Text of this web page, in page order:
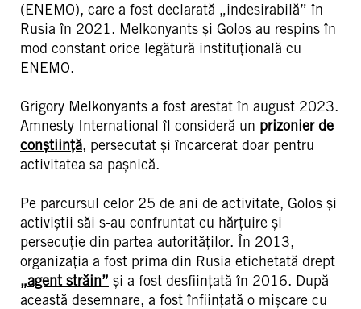
(ENEMO), care a fost declarată „indesirabilă” în
Rusia în 2021. Melkonyants și Golos au respins în
mod constant orice legătură instituțională cu
ENEMO.
Grigory Melkonyants a fost arestat în august 2023.
Amnesty International îl consideră un prizonier de
conștiință, persecutat și încarcerat doar pentru
activitatea sa pașnică.
Pe parcursul celor 25 de ani de activitate, Golos și
activiștii săi s-au confruntat cu hărțuire și
persecuție din partea autorităților. În 2013,
organizația a fost prima din Rusia etichetată drept
„agent străin” și a fost desființată în 2016. După
această desemnare, a fost înființată o mișcare cu